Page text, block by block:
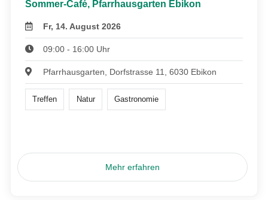
Sommer-Café, Pfarrhausgarten Ebikon
Fr, 14. August 2026
09:00 - 16:00 Uhr
Pfarrhausgarten, Dorfstrasse 11, 6030 Ebikon
Treffen Natur Gastronomie
Mehr erfahren